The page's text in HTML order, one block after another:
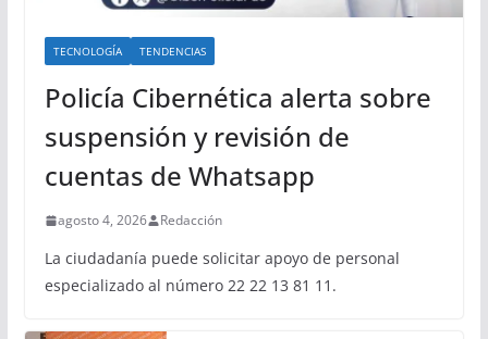
TECNOLOGÍA TENDENCIAS
Policía Cibernética alerta sobre
suspensión y revisión de
cuentas de Whatsapp
agosto 4, 2026 Redacción
La ciudadanía puede solicitar apoyo de personal
especializado al número 22 22 13 81 11.